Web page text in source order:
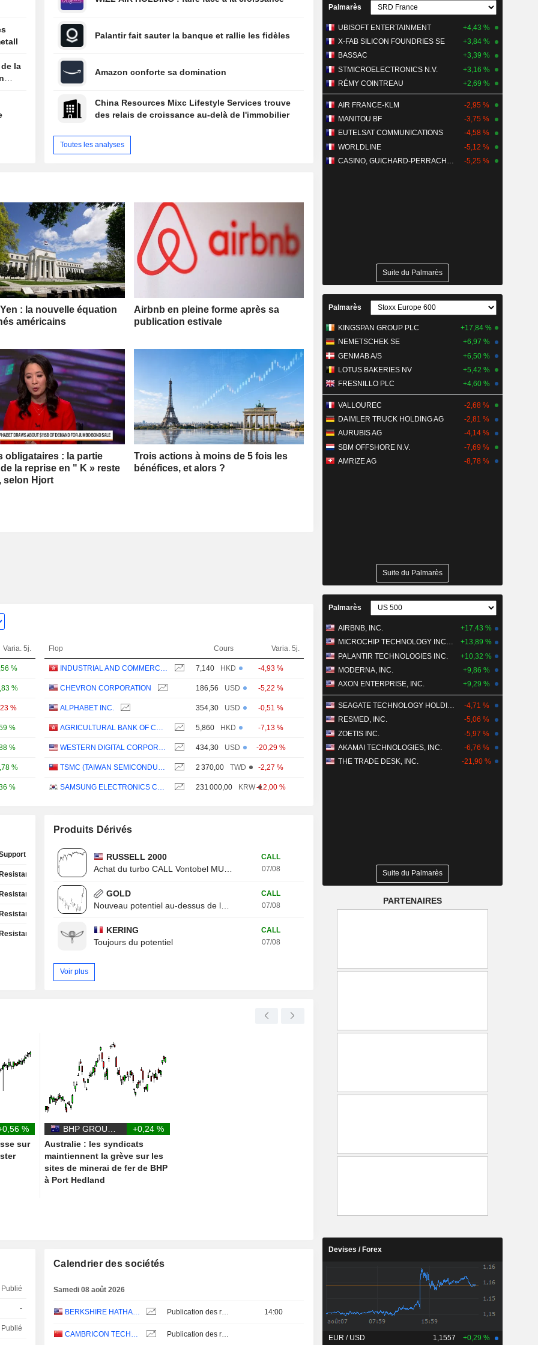
la
Palantir fait sauter la banque et rallie les fidèles
Amazon conforte sa domination
China Resources Mixc Lifestyle Services trouve
des relais de croissance au-delà de l'immobilier
Toutes les analyses
: la nouvelle équation
américains
Airbnb en pleine forme après sa
publication estivale
obligataires : la partie
la reprise en " K » reste
selon Hjort
Trois actions à moins de 5 fois les
bénéfices, et alors ?
Varia. 5j.
%
%
%
%
%
%
%
Flop Cours Varia. 5j.
7,140 HKD -4,93 %
CHEVRON CORPORATION 186,56 USD -5,22 %
ALPHABET INC. 354,30 USD -0,51 %
5,860 HKD -7,13 %
434,30 USD -20,29 %
2 370,00 TWD -2,27 %
231 000,00 KRW-12,00 %
Test
Test
Test
Test
Test
Produits Dérivés
RUSSELL 2000
Achat du turbo CALL Vontobel MU13V
CALL
07/08
GOLD
Nouveau potentiel au-dessus de la résistance
CALL
07/08
KERING
Toujours du potentiel
CALL
07/08
Voir plus
%
sur
+0,24 %
Australie : les syndicats
maintiennent la grève sur les
sites de minerai de fer de BHP
à Port Hedland
Publié
-
Publié
Calendrier des sociétés
Samedi 08 août 2026
BERKSHIRE HATHAWAY INC. Publication des résultats - Q2 2026 14:00
CAMBRICON TECHNOLOGIES CORPORATION LIMITED Publication des résultats - Q2 2026
Palmarès
UBISOFT ENTERTAINMENT
+4,43 %
X-FAB SILICON FOUNDRIES SE
+3,84 %
BASSAC
+3,39 %
STMICROELECTRONICS N.V.
+3,16 %
RÉMY COINTREAU
+2,69 %
AIR FRANCE-KLM
-2,95 %
MANITOU BF
-3,75 %
EUTELSAT COMMUNICATIONS
-4,58 %
WORLDLINE
-5,12 %
-5,25 %
Suite du Palmarès
Palmarès
KINGSPAN GROUP PLC
+17,84 %
NEMETSCHEK SE
+6,97 %
GENMAB A/S
+6,50 %
LOTUS BAKERIES NV
+5,42 %
FRESNILLO PLC
+4,60 %
VALLOUREC
-2,68 %
DAIMLER TRUCK HOLDING AG
-2,81 %
AURUBIS AG
-4,14 %
SBM OFFSHORE N.V.
-7,69 %
AMRIZE AG
-8,78 %
Suite du Palmarès
Palmarès
AIRBNB, INC.
+17,43 %
MICROCHIP TECHNOLOGY INCORPORATED
+13,89 %
PALANTIR TECHNOLOGIES INC.
+10,32 %
MODERNA, INC.
+9,86 %
AXON ENTERPRISE, INC.
+9,29 %
SEAGATE TECHNOLOGY HOLDINGS PLC
-4,71 %
RESMED, INC.
-5,06 %
ZOETIS INC.
-5,97 %
AKAMAI TECHNOLOGIES, INC.
-6,76 %
THE TRADE DESK, INC.
-21,90 %
Suite du Palmarès
PARTENAIRES
Devises / Forex
EUR / USD 1,1557 +0,29 %